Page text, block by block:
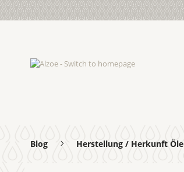
Blog Herstellung / Herkunft Öle